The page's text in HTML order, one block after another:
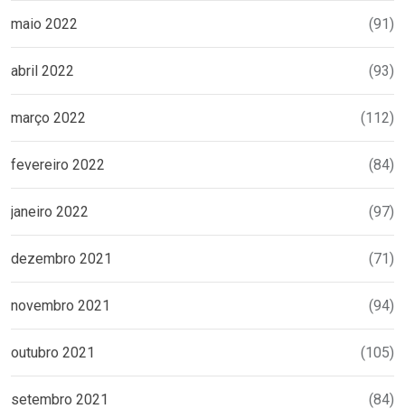
maio 2022 (91)
abril 2022 (93)
março 2022 (112)
fevereiro 2022 (84)
janeiro 2022 (97)
dezembro 2021 (71)
novembro 2021 (94)
outubro 2021 (105)
setembro 2021 (84)